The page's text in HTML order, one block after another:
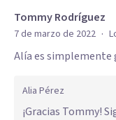
Tommy Rodríguez
7 de marzo de 2022 ·
Alía es simplemente
Alia Pérez
¡Gracias Tommy!